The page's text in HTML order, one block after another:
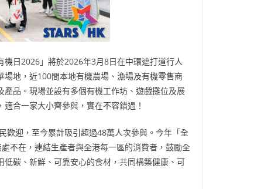
日2026」將於2026年3月8日在中環遮打道行人
地，近100間本地有機農場、漁場及有機零售商
品。現場並設有多個有機工作坊、遊戲攤位及展
合一家大小齊參與，實在不容錯過！
歡迎，至今累計吸引超過48萬人次參與。今年「全
不在，連結生產者與全港每一區的消費者，鼓勵全
碳、新鮮、可靠安心的食材，共同構築健康、可